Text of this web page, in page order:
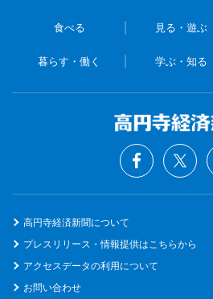
食べる 見る・遊ぶ
暮らす・働く 学ぶ・知る
高円寺経済新聞について
プレスリリース・情報提供はこちらから
アクセスデータの利用について
お問い合わせ